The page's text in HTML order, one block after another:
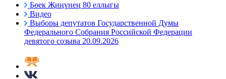
Бөек Җиңүнең 80 еллыгы
Видео
Выборы депутатов Государственной Думы
Федерального Собрания Российской Федерации
девятого созыва 20.09.2026